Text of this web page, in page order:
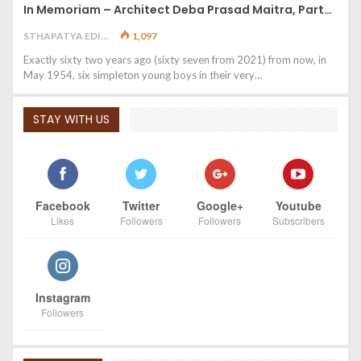
In Memoriam – Architect Deba Prasad Maitra, Part…
STHAPATYA EDITORIAL 1,097
Exactly sixty two years ago (sixty seven from 2021) from now, in
May 1954, six simpleton young boys in their very…
STAY WITH US
Facebook
Likes
Twitter
Followers
Google+
Followers
Youtube
Subscribers
Instagram
Followers